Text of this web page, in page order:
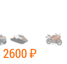
2600₽